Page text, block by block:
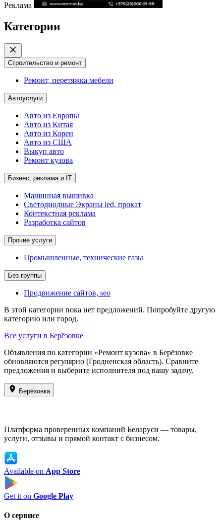
Реклама
Категории
Строительство и ремонт
Ремонт, перетяжка мебели
Автоуслуги
Авто из Европы
Авто из Китая
Авто из Кореи
Авто из США
Выкуп авто
Ремонт кузова
Бизнес, реклама и IT
Машинная вышивка
Светодиодные Экраны led, прокат
Контекстная реклама
Разработка сайтов
Прочие услуги
Промышленные, технические газы
Без группы
Продвижение сайтов, seo
В этой категории пока нет предложений. Попробуйте другую
категорию или город.
Все услуги в Берёзовке
Объявления по категории «Ремонт кузова» в Берёзовке
обновляются регулярно (Гродненская область). Сравните
предложения и выберите исполнителя под вашу задачу.
Берёзовка
Платформа проверенных компаний Беларуси — товары,
услуги, отзывы и прямой контакт с бизнесом.
Available on App Store
Get it on Google Play
О сервисе